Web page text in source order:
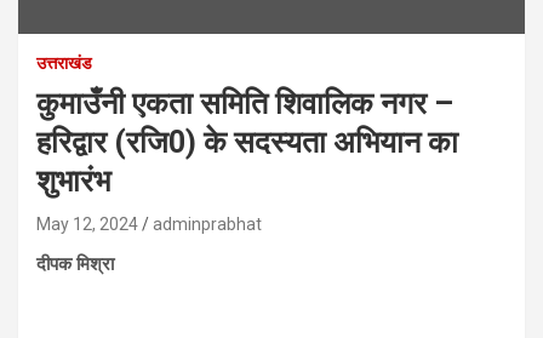
उत्तराखंड
कुमाउँनी एकता समिति शिवालिक नगर –
हरिद्वार (रजि0) के सदस्यता अभियान का
शुभारंभ
May 12, 2024 adminprabhat
दीपक मिश्रा